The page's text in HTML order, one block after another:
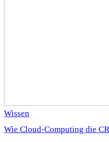
Wissen
Wie Cloud-Computing die